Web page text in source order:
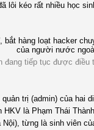
lôi kéo rất nhiều học
đang tiếp tục được điều
trị (admin) của hai
HKV là Phạm Thái
Nội), từng là sinh viên